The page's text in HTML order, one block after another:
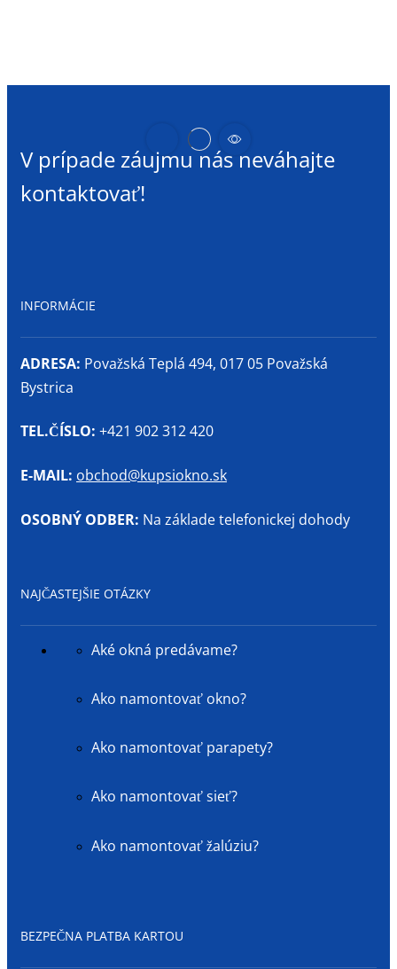
V prípade záujmu nás neváhajte
kontaktovať!
INFORMÁCIE
ADRESA: Považská Teplá 494, 017 05 Považská
Bystrica
TEL.ČÍSLO: +421 902 312 420
E-MAIL: obchod@kupsiokno.sk
OSOBNÝ ODBER: Na základe telefonickej dohody
NAJČASTEJŠIE OTÁZKY
Aké okná predávame?
Ako namontovať okno?
Ako namontovať parapety?
Ako namontovať sieť?
Ako namontovať žalúziu?
BEZPEČNA PLATBA KARTOU